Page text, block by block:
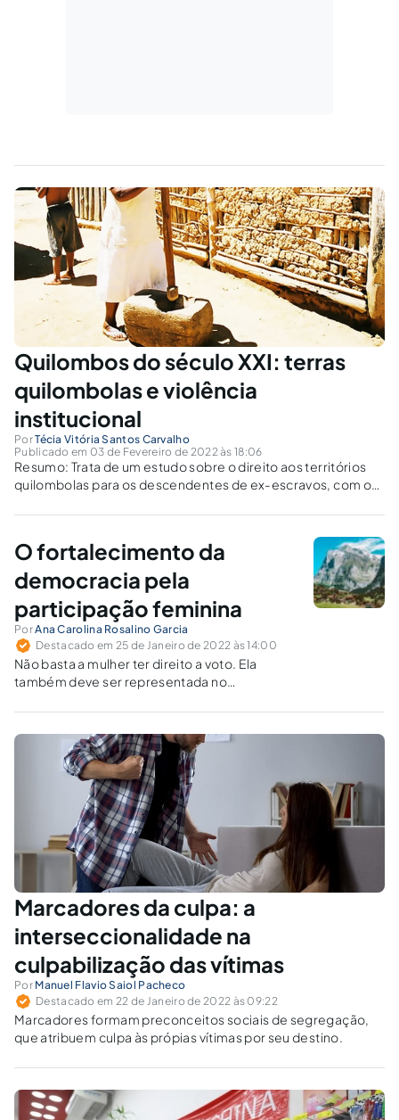
Quilombos do século XXI: terras
quilombolas e violência
institucional
PorTécia Vitória Santos Carvalho
Publicado em 03 de Fevereiro de 2022 às 18:06
Resumo: Trata de um estudo sobre o direito aos territórios
quilombolas para os descendentes de ex-escravos, com o
as desigualdades no Brasil, inspirado no documentário
O fortalecimento da
democracia pela
participação feminina
PorAna Carolina Rosalino Garcia
Destacado em 25 de Janeiro de 2022 às 14:00
Não basta a mulher ter direito a voto. Ela
também deve ser representada no
efetivadas.
Marcadores da culpa: a
interseccionalidade na
culpabilização das vítimas
Por Manuel Flavio Saiol Pacheco
Destacado em 22 de Janeiro de 2022 às 09:22
Marcadores formam preconceitos sociais de segregação,
que atribuem culpa às própias vítimas por seu destino.